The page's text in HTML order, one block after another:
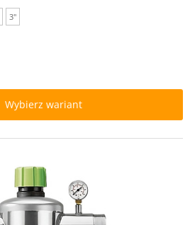
3"
Wybierz wariant